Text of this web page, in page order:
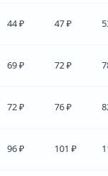
44 ₽ 47 ₽
69 ₽ 72 ₽
72 ₽ 76 ₽
96 ₽ 101 ₽